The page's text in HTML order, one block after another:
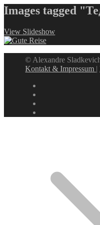
Images tagged
View Slideshow
© Alexandre
Kontakt & Impressum |